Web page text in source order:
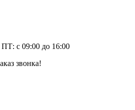
с 09:00 до 16:00
звонка!